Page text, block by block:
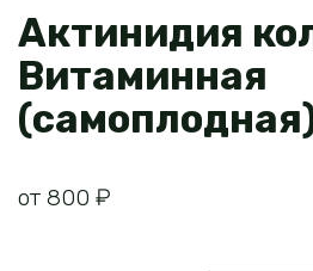
Актинидия
Витаминная
от 800 ₽